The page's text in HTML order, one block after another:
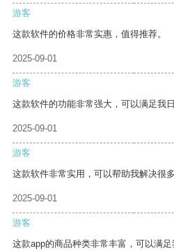
游客
这款软件的价格非常实惠，值得推荐。
2025-09-01
游客
这款软件的功能非常强大，可以满足我
2025-09-01
游客
这款软件非常实用，可以帮助我解决很多
2025-09-01
游客
这款app的商品种类非常丰富，可以满足